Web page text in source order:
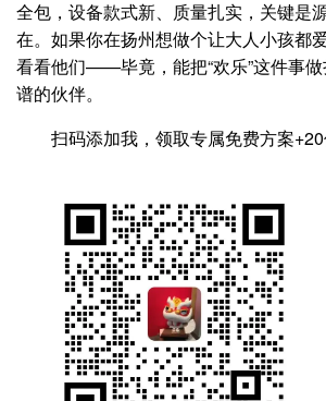
全包，设备款式新、质量扎实，关键是
在。如果你在扬州想做个让大人小孩都
看看他们——毕竟，能把“欢乐”这件事
谱的伙伴。
扫码添加我，领取专属免费方案